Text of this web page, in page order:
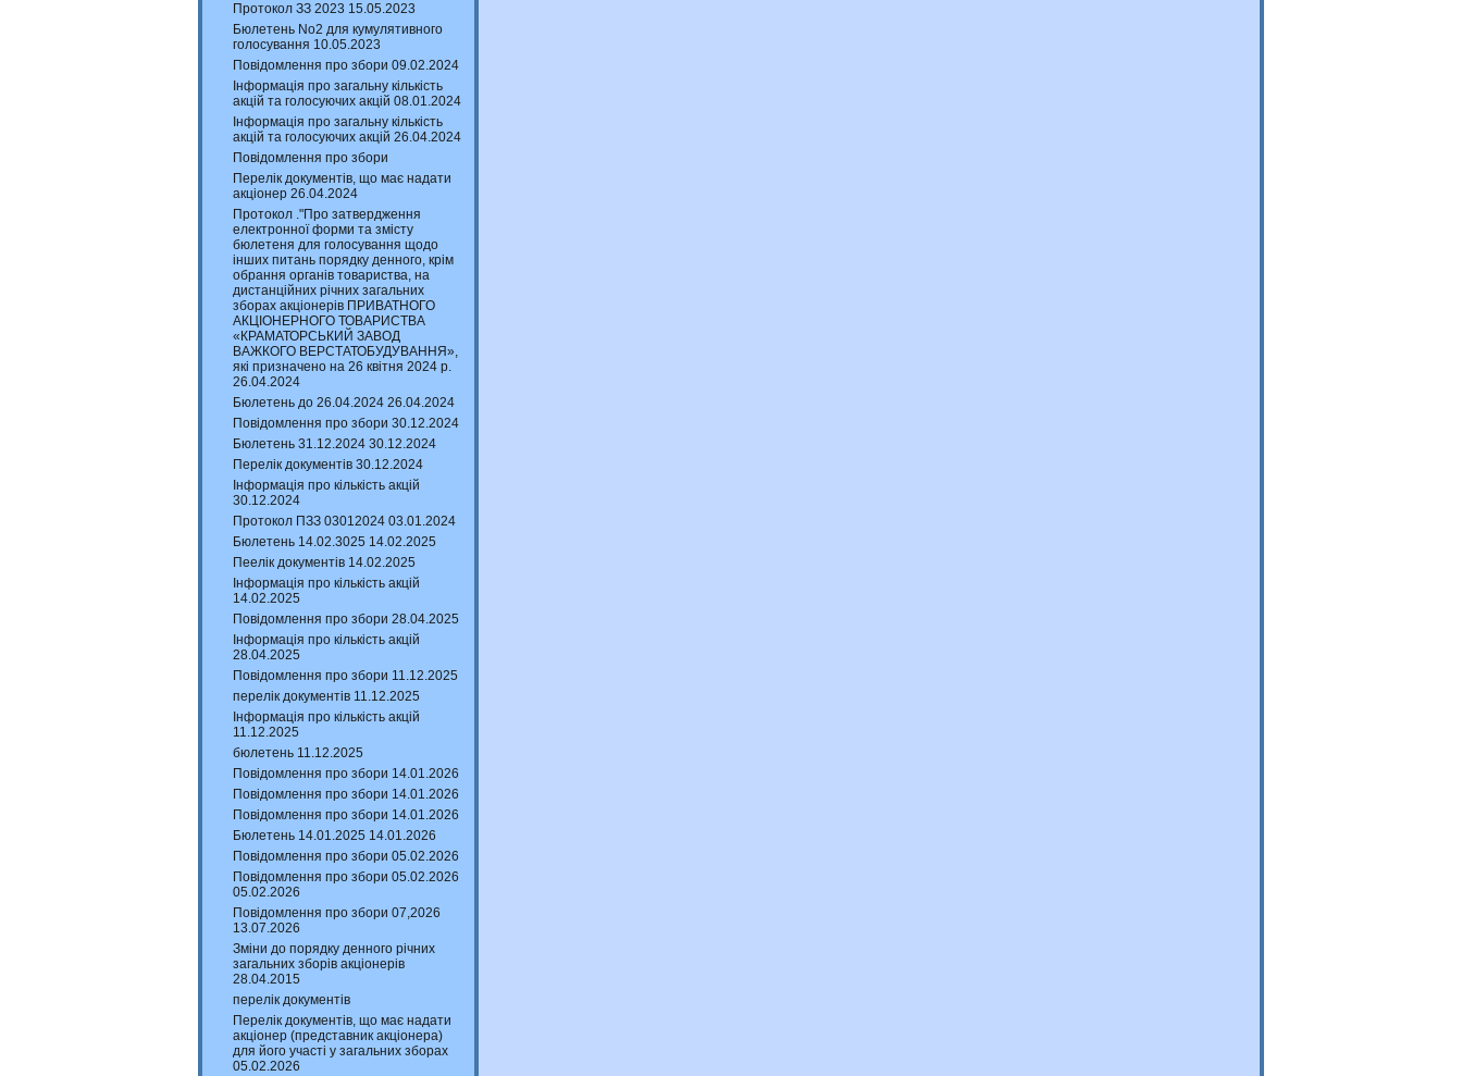
Протокол ЗЗ 2023 15.05.2023
Бюлетень No2 для кумулятивного
голосування 10.05.2023
Повідомлення про збори 09.02.2024
Інформація про загальну кількість
акцій та голосуючих акцій 08.01.2024
Інформація про загальну кількість
акцій та голосуючих акцій 26.04.2024
Повідомлення про збори
Перелік документів, що має надати
акціонер 26.04.2024
Протокол ."Про затвердження
електронної форми та змісту
бюлетеня для голосування щодо
інших питань порядку денного, крім
обрання органів товариства, на
дистанційних річних загальних
зборах акціонерів ПРИВАТНОГО
АКЦІОНЕРНОГО ТОВАРИСТВА
«КРАМАТОРСЬКИЙ ЗАВОД
ВАЖКОГО ВЕРСТАТОБУДУВАННЯ»,
які призначено на 26 квітня 2024 р.
26.04.2024
Бюлетень до 26.04.2024 26.04.2024
Повідомлення про збори 30.12.2024
Бюлетень 31.12.2024 30.12.2024
Перелік документів 30.12.2024
Інформація про кількість акцій
30.12.2024
Протокол ПЗЗ 03012024 03.01.2024
Бюлетень 14.02.3025 14.02.2025
Пеелік документів 14.02.2025
Інформація про кількість акцій
14.02.2025
Повідомлення про збори 28.04.2025
Інформація про кількість акцій
28.04.2025
Повідомлення про збори 11.12.2025
перелік документів 11.12.2025
Інформація про кількість акцій
11.12.2025
бюлетень 11.12.2025
Повідомлення про збори 14.01.2026
Повідомлення про збори 14.01.2026
Повідомлення про збори 14.01.2026
Бюлетень 14.01.2025 14.01.2026
Повідомлення про збори 05.02.2026
Повідомлення про збори 05.02.2026
05.02.2026
Повідомлення про збори 07,2026
13.07.2026
Зміни до порядку денного річних
загальних зборів акціонерів
28.04.2015
перелік документів
Перелік документів, що має надати
акціонер (представник акціонера)
для його участі у загальних зборах
05.02.2026